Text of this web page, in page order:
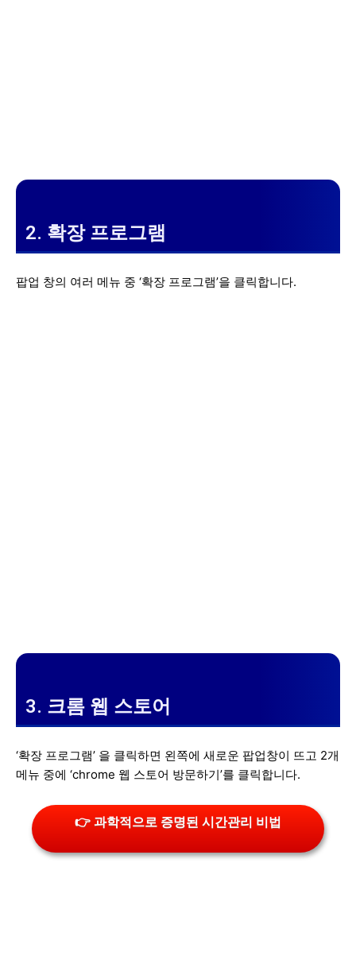
2. 확장 프로그램
팝업 창의 여러 메뉴 중 ‘확장 프로그램’을 클릭합니다.
3. 크롬 웹 스토어
‘확장 프로그램’ 을 클릭하면 왼쪽에 새로운 팝업창이 뜨고 2개
메뉴 중에 ‘chrome 웹 스토어 방문하기’를 클릭합니다.
👉 과학적으로 증명된 시간관리 비법